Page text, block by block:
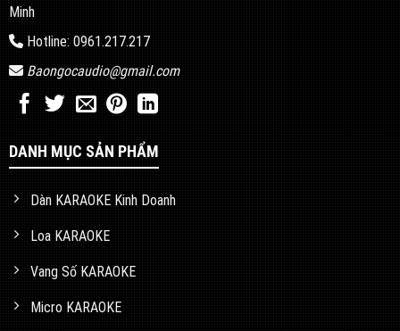
Minh
Hotline: 0961.217.217
Baongocaudio@gmail.com
DANH MỤC SẢN PHẨM
Dàn KARAOKE Kinh Doanh
Loa KARAOKE
Vang Số KARAOKE
Micro KARAOKE